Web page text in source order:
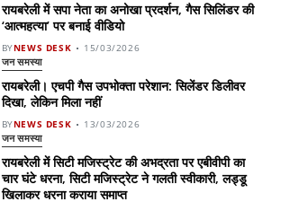
रायबरेली में सपा नेता का अनोखा प्रदर्शन, गैस सिलिंडर की
‘आत्महत्या’ पर बनाई वीडियो
BYNEWS DESK 15/03/2026
जन समस्या
रायबरेली। एचपी गैस उपभोक्ता परेशान: सिलेंडर डिलीवर
दिखा, लेकिन मिला नहीं
BYNEWS DESK 13/03/2026
जन समस्या
रायबरेली में सिटी मजिस्ट्रेट की अभद्रता पर एबीवीपी का
चार घंटे धरना, सिटी मजिस्ट्रेट ने गलती स्वीकारी, लड्डू
खिलाकर धरना कराया समाप्त